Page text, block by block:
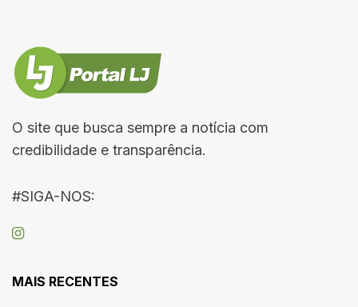
O site que busca sempre a notícia com
credibilidade e transparência.
#SIGA-NOS:
MAIS RECENTES